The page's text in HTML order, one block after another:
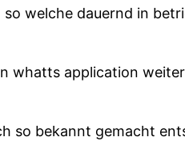
welche dauernd in
whatts application
so bekannt gemacht